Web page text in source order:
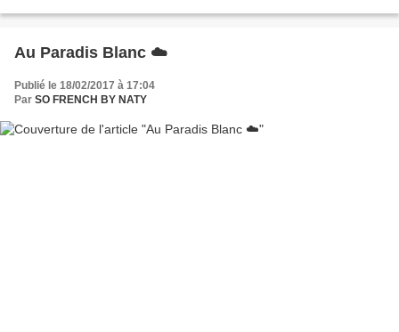
Au Paradis Blanc ☁️
Publié le 18/02/2017 à 17:04
Par SO FRENCH BY NATY